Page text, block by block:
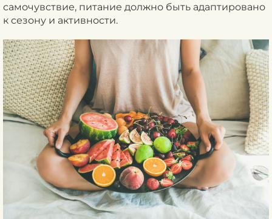
самочувствие, питание должно быть адаптировано
к сезону и активности.